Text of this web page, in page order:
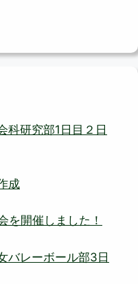
科研究部1日目２日
成
を開催しました！
バレーボール部3日